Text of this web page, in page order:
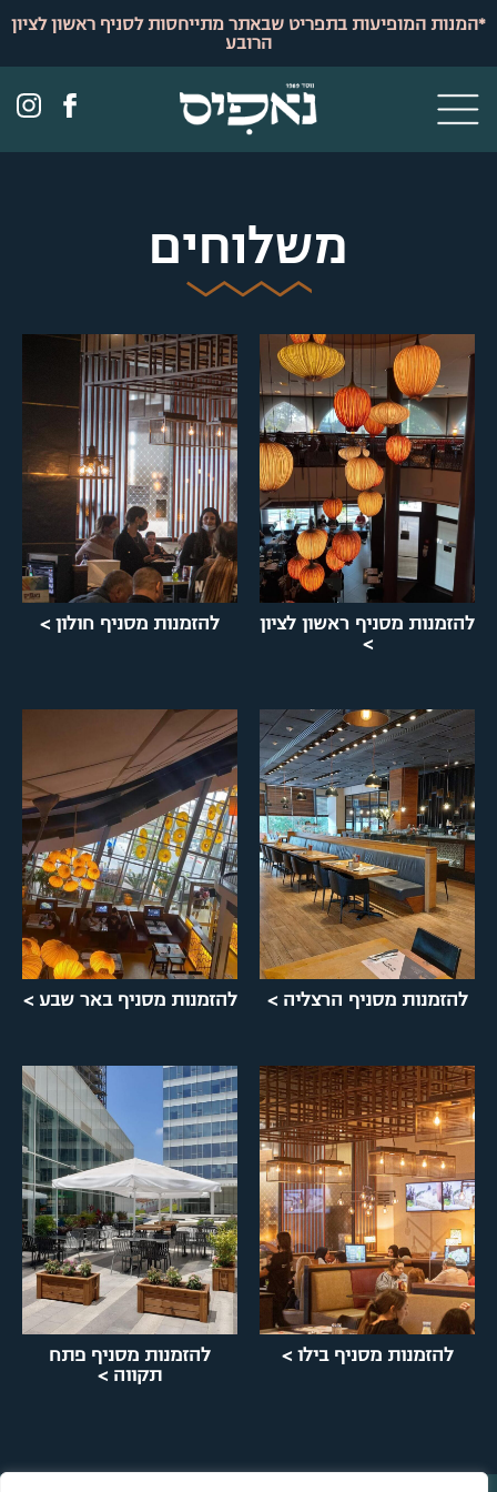
לתוכן
*המנות המופיעות בתפריט שבאתר מתייחסות לסניף ראשון לציון
הרובע
משלוחים
להזמנות מסניף ראשון לציון
>
להזמנות מסניף חולון >
להזמנות מסניף הרצליה > להזמנות מסניף באר שבע >
להזמנות מסניף בילו >
להזמנות מסניף פתח
תקווה >